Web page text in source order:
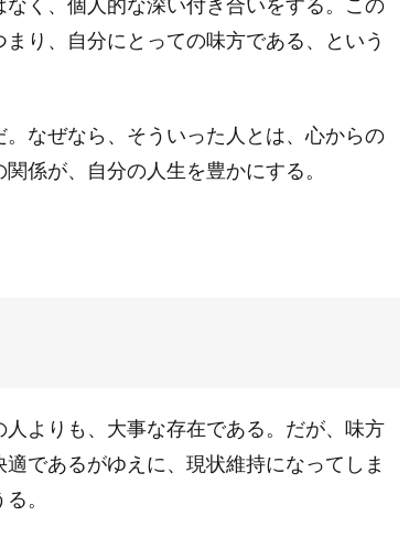
く、個人的な深い付き合いをする。この
り、自分にとっての味方である、という
なぜなら、そういった人とは、心からの
係が、自分の人生を豊かにする。
よりも、大事な存在である。だが、味方
であるがゆえに、現状維持になってしま
。